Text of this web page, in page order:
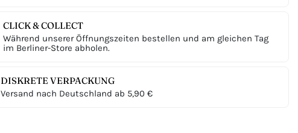
CLICK & COLLECT
Während unserer Öffnungszeiten bestellen und am gleichen Tag
im Berliner-Store abholen.
DISKRETE VERPACKUNG
Versand nach Deutschland ab 5,90 €